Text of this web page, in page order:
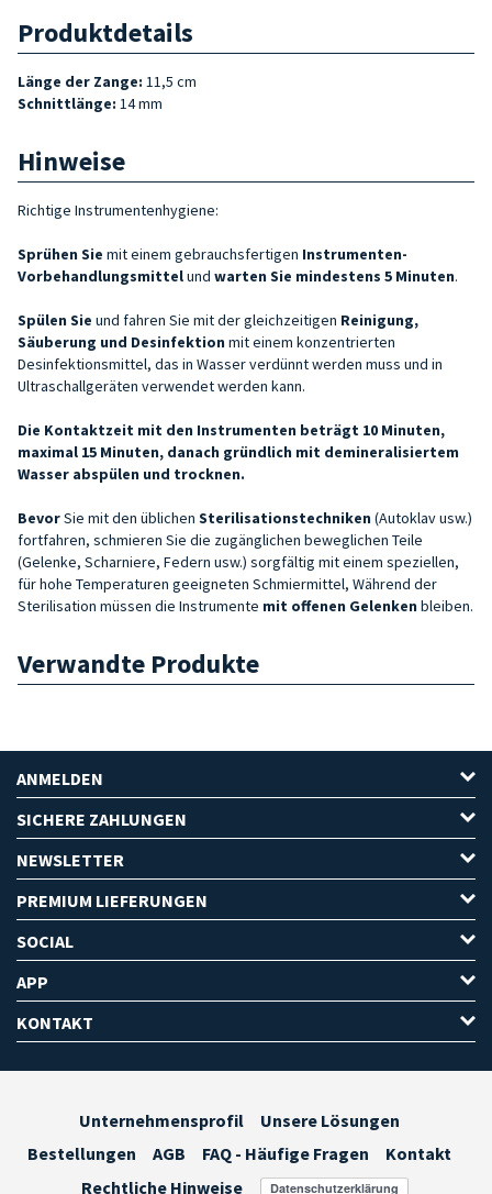
Produktdetails
Länge der Zange: 11,5 cm
Schnittlänge: 14 mm
Hinweise
Richtige Instrumentenhygiene:
Sprühen Sie mit einem gebrauchsfertigen Instrumenten-
Vorbehandlungsmittelund warten Sie mindestens 5 Minuten.
Spülen Sie und fahren Sie mit der gleichzeitigen Reinigung,
Säuberung und Desinfektion mit einem konzentrierten
Desinfektionsmittel, das in Wasser verdünnt werden muss und in
Ultraschallgeräten verwendet werden kann.
Die Kontaktzeit mit den Instrumenten beträgt 10 Minuten,
maximal 15 Minuten, danach gründlich mit demineralisiertem
Wasser abspülen und trocknen.
BevorSie mit den üblichen Sterilisationstechniken (Autoklav usw.)
fortfahren, schmieren Sie die zugänglichen beweglichen Teile
(Gelenke, Scharniere, Federn usw.) sorgfältig mit einem speziellen,
für hohe Temperaturen geeigneten Schmiermittel, Während der
Sterilisation müssen die Instrumente mit offenen Gelenken bleiben.
Verwandte Produkte
ANMELDEN
SICHERE ZAHLUNGEN
NEWSLETTER
PREMIUM LIEFERUNGEN
SOCIAL
APP
KONTAKT
Unternehmensprofil
Unsere Lösungen
Bestellungen
AGB FAQ - Häufige Fragen
Kontakt
Rechtliche Hinweise